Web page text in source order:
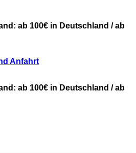
ab 100€ in Deutschland / ab
Anfahrt
ab 100€ in Deutschland / ab